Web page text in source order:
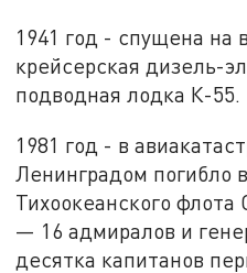
1941 год - спущена на
крейсерская дизель-
подводная лодка К-55.
1981 год - в
Ленинградом погибло
Тихоокеанского
— 16 адмиралов и
десятка капитанов